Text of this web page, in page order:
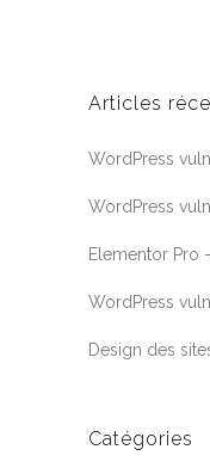
Articles
WordPress
WordPress
Elementor Pro
WordPress
Design des
Catégories